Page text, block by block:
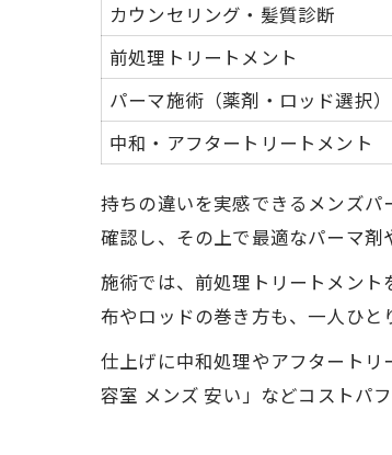
カウンセリング・髪質診断
前処理トリートメント
パーマ施術（薬剤・ロッド選択）
中和・アフタートリートメント
持ちの違いを実感できるメンズ
確認し、その上で最適なパーマ剤
施術では、前処理トリートメン
布やロッドの巻き方も、一人ひと
仕上げに中和処理やアフタート
容室 メンズ 安い」などコストパ